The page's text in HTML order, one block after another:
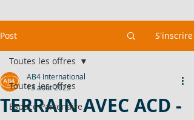
Post S'inscrire
Toutes les offres
Espace Partenaire
Toutes les offres
TERRAIN AVEC ACD -
AB4 International
13 août 2025